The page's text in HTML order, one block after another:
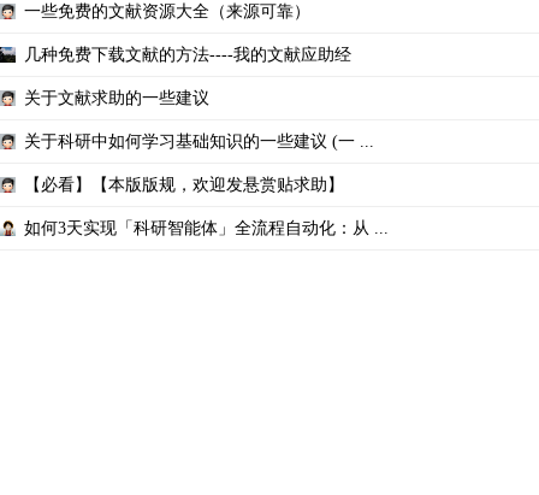
一些免费的文献资源大全（来源可靠）
几种免费下载文献的方法----我的文献应助经
关于文献求助的一些建议
关于科研中如何学习基础知识的一些建议 (一 ...
【必看】【本版版规，欢迎发悬赏贴求助】
如何3天实现「科研智能体」全流程自动化：从 ...